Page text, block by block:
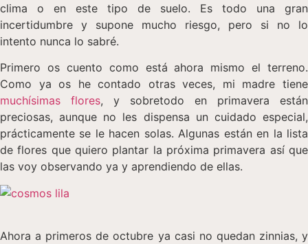
clima o en este tipo de suelo. Es todo una gran
incertidumbre y supone mucho riesgo, pero si no lo
intento nunca lo sabré.
Primero os cuento como está ahora mismo el terreno.
Como ya os he contado otras veces, mi madre tiene
muchísimas flores, y sobretodo en primavera están
preciosas, aunque no les dispensa un cuidado especial,
prácticamente se le hacen solas. Algunas están en la lista
de flores que quiero plantar la próxima primavera así que
las voy observando ya y aprendiendo de ellas.
Ahora a primeros de octubre ya casi no quedan zinnias, y